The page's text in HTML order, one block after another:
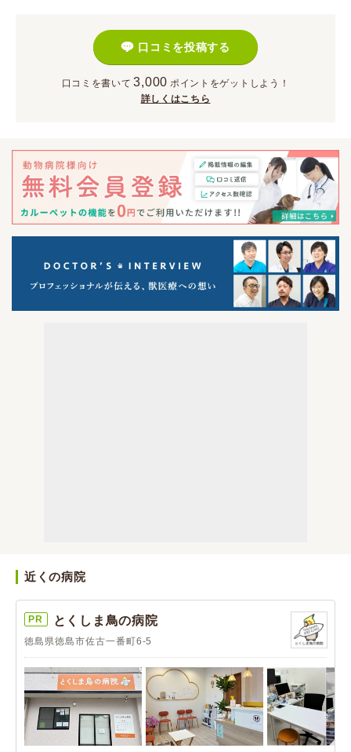
口コミを投稿する
口コミを書いて 3,000 ポイント をゲットしよう！
詳しくはこちら
近くの病院
PR とくしま鳥の病院
徳島県徳島市佐古一番町6-5